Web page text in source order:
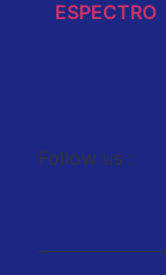
ESPECTRO
Follow us :